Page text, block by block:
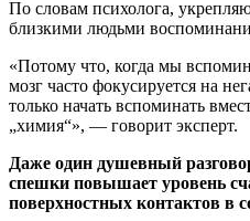
По словам психолога,
близкими людьми
«Потому что, когда мы
мозг часто фокусируется на
только начать вспоминать
„химия“», — говорит эксперт.
Даже один душевный
спешки повышает уровень
поверхностных контактов в